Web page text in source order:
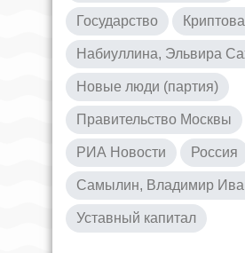
Государство
Набиуллина, Эльвира
Новые люди (партия)
Правительство Москвы
РИА Новости Россия
Самылин, Владимир
Уставный капитал